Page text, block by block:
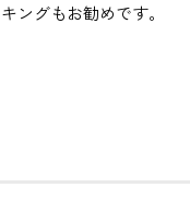
ングもお勧めです。